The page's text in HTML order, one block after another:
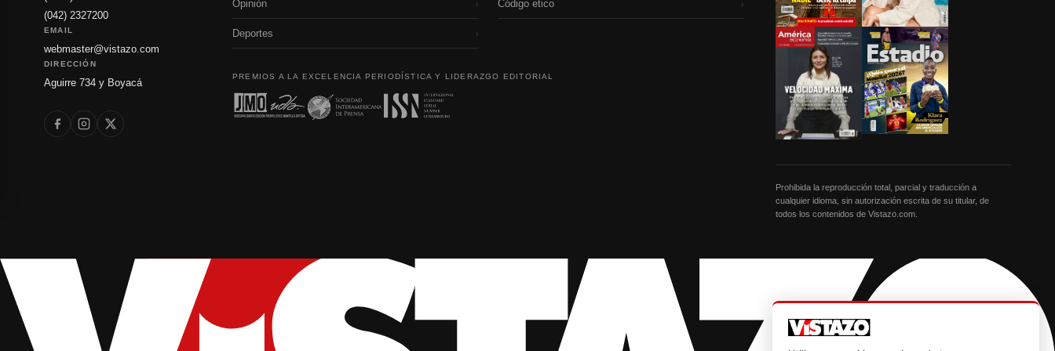
(042) 2327200
EMAIL
webmaster@vistazo.com
DIRECCIÓN
Aguirre 734 y Boyacá
Opinión ›
Deportes ›
Código etico ›
PREMIOS A LA EXCELENCIA PERIODÍSTICA Y LIDERAZGO EDITORIAL
Prohibida la reproducción total, parcial y traducción a
cualquier idioma, sin autorización escrita de su titular, de
todos los contenidos de Vistazo.com.